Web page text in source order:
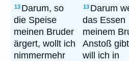
13 Darum, so
die Speise
meinen Bruder
ärgert, wollt ich
nimmermehr
13 Darum
das Essen
meinem
Anstoß
will ich in